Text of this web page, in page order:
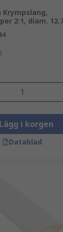
Krympslang,
2:1, diam.
i korgen
Datablad